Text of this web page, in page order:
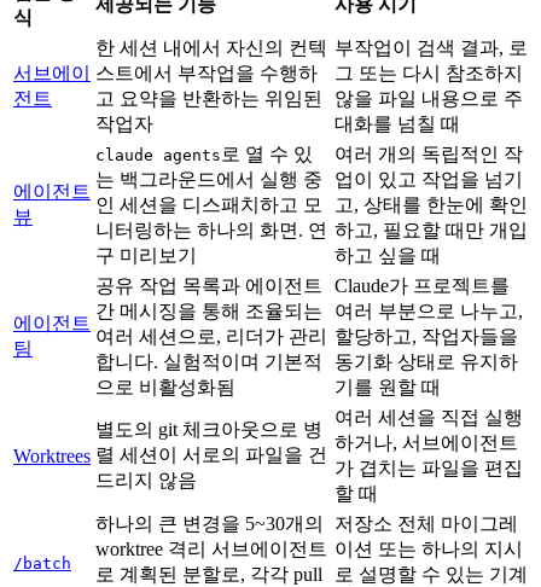
식
제공되는 기능 사용 시기
서브에이
전트
한 세션 내에서 자신의 컨텍
스트에서 부작업을 수행하
고 요약을 반환하는 위임된
작업자
부작업이 검색 결과, 로
그 또는 다시 참조하지
않을 파일 내용으로 주
대화를 넘칠 때
에이전트
뷰
claude agents 로 열 수 있
는 백그라운드에서 실행 중
인 세션을 디스패치하고 모
니터링하는 하나의 화면. 연
구 미리보기
여러 개의 독립적인 작
업이 있고 작업을 넘기
고, 상태를 한눈에 확인
하고, 필요할 때만 개입
하고 싶을 때
에이전트
팀
공유 작업 목록과 에이전트
간 메시징을 통해 조율되는
여러 세션으로, 리더가 관리
합니다. 실험적이며 기본적
으로 비활성화됨
Claude가 프로젝트를
여러 부분으로 나누고,
할당하고, 작업자들을
동기화 상태로 유지하
기를 원할 때
Worktrees
별도의 git 체크아웃으로 병
렬 세션이 서로의 파일을 건
드리지 않음
여러 세션을 직접 실행
하거나, 서브에이전트
가 겹치는 파일을 편집
할 때
/batch
하나의 큰 변경을 5~30개의
worktree 격리 서브에이전트
로 계획된 분할로, 각각 pull
저장소 전체 마이그레
이션 또는 하나의 지시
로 설명할 수 있는 기계